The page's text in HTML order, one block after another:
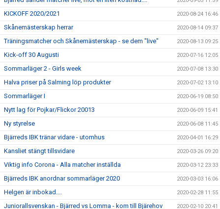
KICKOFF 2020/2021 2020-08-24 16:46
Skånemästerskap herrar 2020-08-14 09:37
Träningsmatcher och Skånemästerskap - se dem "live" 2020-08-13 09:25
Kick-off 30 Augusti 2020-07-16 12:05
Sommarläger 2 - Girls week 2020-07-08 13:30
Halva priser på Salming löp produkter 2020-07-02 13:10
Sommarläger I 2020-06-19 08:50
Nytt lag för Pojkar/Flickor 20013 2020-06-09 15:41
Ny styrelse 2020-06-08 11:45
Bjärreds IBK tränar vidare - utomhus 2020-04-01 16:29
Kansliet stängt tillsvidare 2020-03-26 09:20
Viktig info Corona - Alla matcher inställda 2020-03-12 23:33
Bjärreds IBK anordnar sommarläger 2020 2020-03-03 16:06
Helgen är inbokad.... 2020-02-28 11:55
Juniorallsvenskan - Bjärred vs Lomma - kom till Bjärehov 2020-02-10 20:41